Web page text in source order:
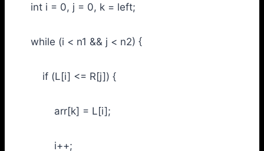
int i = 0, j = 0, k = left;
while (i < n1 && j < n2) {
if (L[i] <= R[j]) {
arr[k] = L[i];
i++;